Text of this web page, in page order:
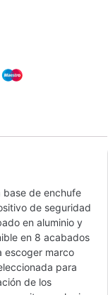
de enchufe
de seguridad
en aluminio y
en 8 acabados
escoger marco
para
de los